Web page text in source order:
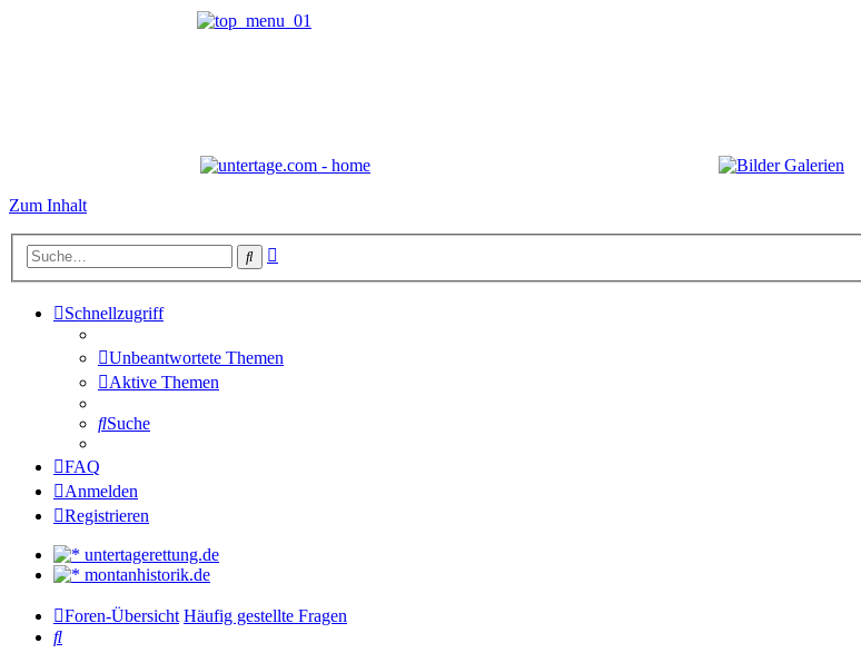
Zum Inhalt
Suche
Schnellzugriff
Unbeantwortete Themen
Aktive Themen
Suche
FAQ
Anmelden
Registrieren
untertagerettung.de
montanhistorik.de
Foren-Übersicht Häufig gestellte Fragen
Suche